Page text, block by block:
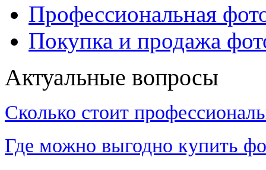
Профессиональная
Покупка и продажа
Актуальные вопросы
Сколько стоит
Где можно выгодно купить